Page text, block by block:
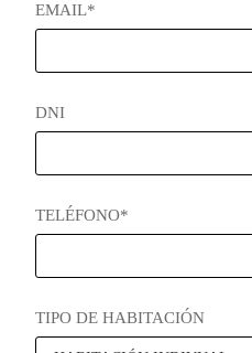
EMAIL*
DNI
TELÉFONO*
TIPO DE HABITACIÓN